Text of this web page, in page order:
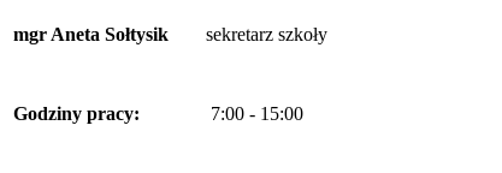
mgr Aneta Sołtysik sekretarz szkoły
Godziny pracy: 7:00 - 15:00